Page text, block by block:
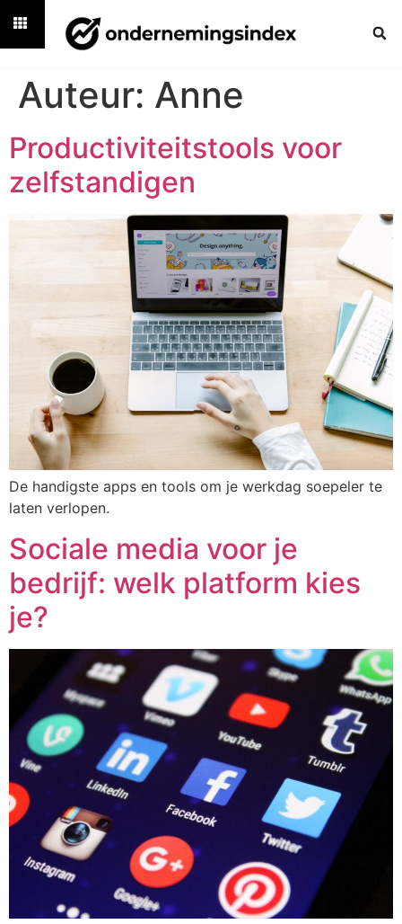
Auteur: Anne
Productiviteitstools voor
zelfstandigen
De handigste apps en tools om je werkdag soepeler te
laten verlopen.
Sociale media voor je
bedrijf: welk platform kies
je?